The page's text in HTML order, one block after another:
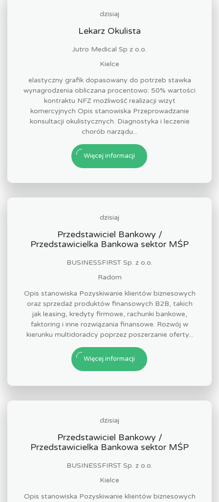
dzisiaj
Lekarz Okulista
Jutro Medical Sp z o.o.
Kielce
elastyczny grafik dopasowany do potrzeb stawka
wynagrodzenia obliczana procentowo: 50% wartości
kontraktu NFZ możliwość realizacji wizyt
komercyjnych Opis stanowiska Przeprowadzanie
konsultacji okulistycznych. Diagnostyka i leczenie
chorób narządu...
Więcej informacji
dzisiaj
Przedstawiciel Bankowy /
Przedstawicielka Bankowa sektor MŚP
BUSINESSFIRST Sp. z o.o.
Radom
Opis stanowiska Pozyskiwanie klientów biznesowych
oraz sprzedaż produktów finansowych B2B, takich
jak leasing, kredyty firmowe, rachunki bankowe,
faktoring i inne rozwiązania finansowe. Rozwój w
kierunku multidoradcy poprzez poszerzanie oferty...
Więcej informacji
dzisiaj
Przedstawiciel Bankowy /
Przedstawicielka Bankowa sektor MŚP
BUSINESSFIRST Sp. z o.o.
Kielce
Opis stanowiska Pozyskiwanie klientów biznesowych